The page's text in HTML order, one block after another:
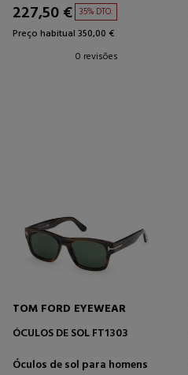
227,50 € 35% DTO.
Preço habitual 350,00 €
0 revisões
TOM FORD EYEWEAR
ÓCULOS DE SOL FT1303
Óculos de sol para homens